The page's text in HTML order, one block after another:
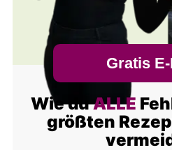
Gratis
Wie duALLE
größten